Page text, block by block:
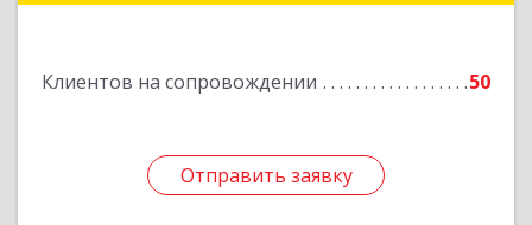
Клиентов на сопровождении 50
Отправить заявку
Отправить заявку